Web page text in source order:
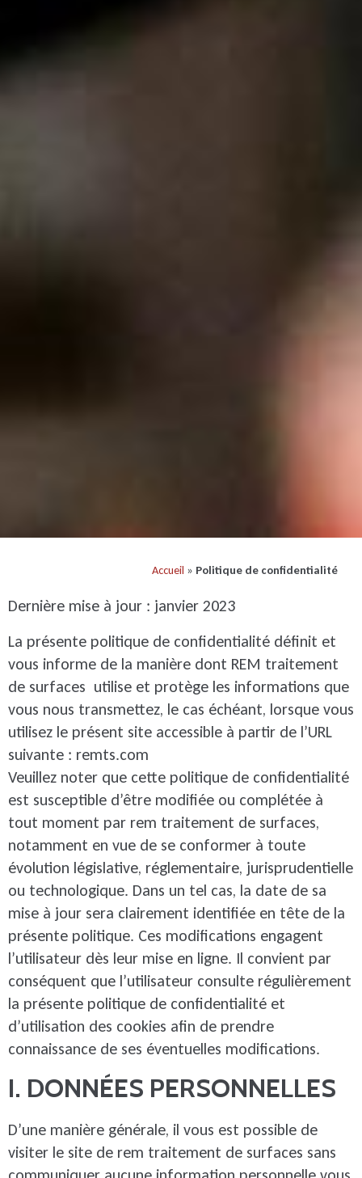
Accueil » Politique de confidentialité
Dernière mise à jour : janvier 2023
La présente politique de confidentialité définit et
vous informe de la manière dont REM traitement
de surfaces utilise et protège les informations que
vous nous transmettez, le cas échéant, lorsque vous
utilisez le présent site accessible à partir de l’URL
suivante : remts.com
Veuillez noter que cette politique de confidentialité
est susceptible d’être modifiée ou complétée à
tout moment par rem traitement de surfaces,
notamment en vue de se conformer à toute
évolution législative, réglementaire, jurisprudentielle
ou technologique. Dans un tel cas, la date de sa
mise à jour sera clairement identifiée en tête de la
présente politique. Ces modifications engagent
l’utilisateur dès leur mise en ligne. Il convient par
conséquent que l’utilisateur consulte régulièrement
la présente politique de confidentialité et
d’utilisation des cookies afin de prendre
connaissance de ses éventuelles modifications.
I. DONNÉES PERSONNELLES
D’une manière générale, il vous est possible de
visiter le site de rem traitement de surfaces sans